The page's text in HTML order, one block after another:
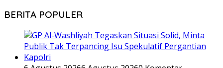
BERITA POPULER